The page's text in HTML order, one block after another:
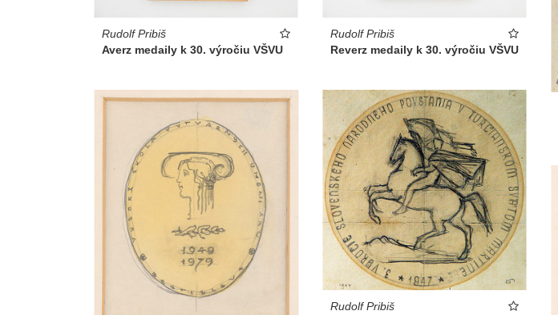
Rudolf Pribiš
Averz medaily k 30. výročiu VŠVU
Rudolf Pribiš
Reverz medaily k 30. výročiu VŠVU
Rudolf Pribiš